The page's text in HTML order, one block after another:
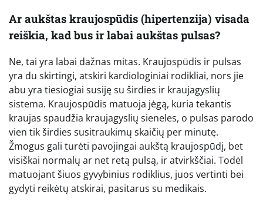
Ar aukštas kraujospūdis (hipertenzija) visada
reiškia, kad bus ir labai aukštas pulsas?
Ne, tai yra labai dažnas mitas. Kraujospūdis ir pulsas
yra du skirtingi, atskiri kardiologiniai rodikliai, nors jie
abu yra tiesiogiai susiję su širdies ir kraujagyslių
sistema. Kraujospūdis matuoja jėgą, kuria tekantis
kraujas spaudžia kraujagyslių sieneles, o pulsas parodo
vien tik širdies susitraukimų skaičių per minutę.
Žmogus gali turėti pavojingai aukštą kraujospūdį, bet
visiškai normalų ar net retą pulsą, ir atvirkščiai. Todėl
matuojant šiuos gyvybinius rodiklius, juos vertinti bei
gydyti reikėtų atskirai, pasitarus su medikais.